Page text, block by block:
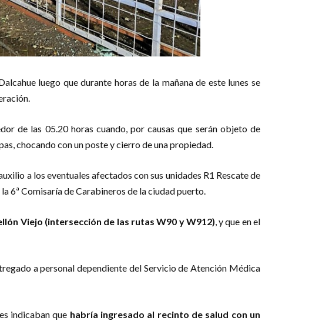
luego que durante horas de la mañana de este lunes se
de las 05.20 horas cuando, por causas que serán objeto de
chocando con un poste y cierro de una propiedad.
a los eventuales afectados con sus unidades R1 Rescate de
6ª Comisaría de Carabineros de la ciudad puerto.
Viejo (intersección de las rutas W90 y W912), y que en el
a personal dependiente del Servicio de Atención Médica
indicaban que habría ingresado al recinto de salud con un